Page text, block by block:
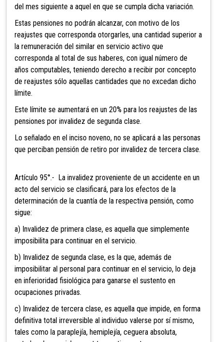
del mes siguiente a aquel en que se cumpla dicha variación.
Estas pensiones no podrán alcanzar, con motivo de los
reajustes que corresponda otorgarles, una cantidad superior a
la remuneración del similar en servicio activo que
corresponda al total de sus haberes, con igual número de
años computables, teniendo derecho a recibir por concepto
de reajustes sólo aquellas cantidades que no excedan dicho
límite.
Este límite se aumentará en un 20% para los reajustes de las
pensiones por invalidez de segunda clase.
Lo señalado en el inciso noveno, no se aplicará a las personas
que perciban pensión de retiro por invalidez de tercera clase.
Artículo 95°.- La invalidez proveniente de un accidente en un
acto del servicio se clasificará, para los efectos de la
determinación de la cuantía de la respectiva pensión, como
sigue:
a) Invalidez de primera clase, es aquella que simplemente
imposibilita para continuar en el servicio.
b) Invalidez de segunda clase, es la que, además de
imposibilitar al personal para continuar en el servicio, lo deja
en inferioridad fisiológica para ganarse el sustento en
ocupaciones privadas.
c) Invalidez de tercera clase, es aquella que impide, en forma
definitiva total irreversible al individuo valerse por sí mismo,
tales como la paraplejía, hemiplejía, ceguera absoluta,